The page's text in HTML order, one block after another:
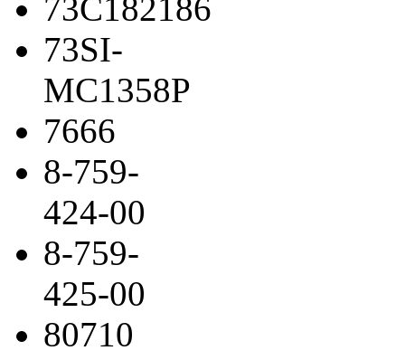
73C182186
73SI-
MC1358P
7666
8-759-
424-00
8-759-
425-00
80710